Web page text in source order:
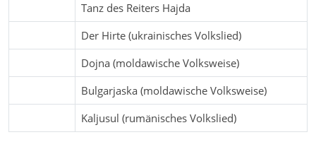
Tanz des Reiters Hajda
Der Hirte (ukrainisches Volkslied)
Dojna (moldawische Volksweise)
Bulgarjaska (moldawische Volksweise)
Kaljusul (rumänisches Volkslied)